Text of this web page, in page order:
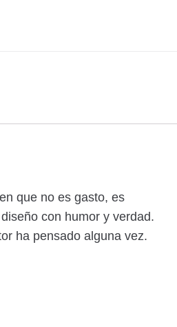
que no es gasto, es
con humor y verdad.
ha pensado alguna vez.